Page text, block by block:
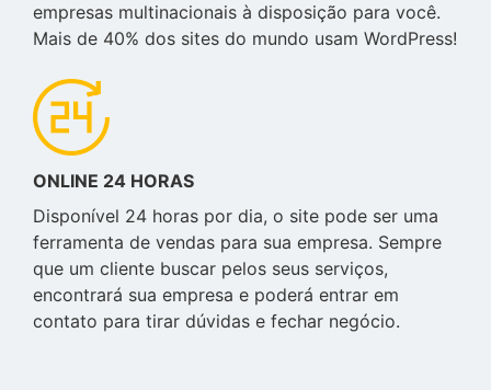
empresas multinacionais à disposição para você.
Mais de 40% dos sites do mundo usam WordPress!
ONLINE 24 HORAS
Disponível 24 horas por dia, o site pode ser uma
ferramenta de vendas para sua empresa. Sempre
que um cliente buscar pelos seus serviços,
encontrará sua empresa e poderá entrar em
contato para tirar dúvidas e fechar negócio.